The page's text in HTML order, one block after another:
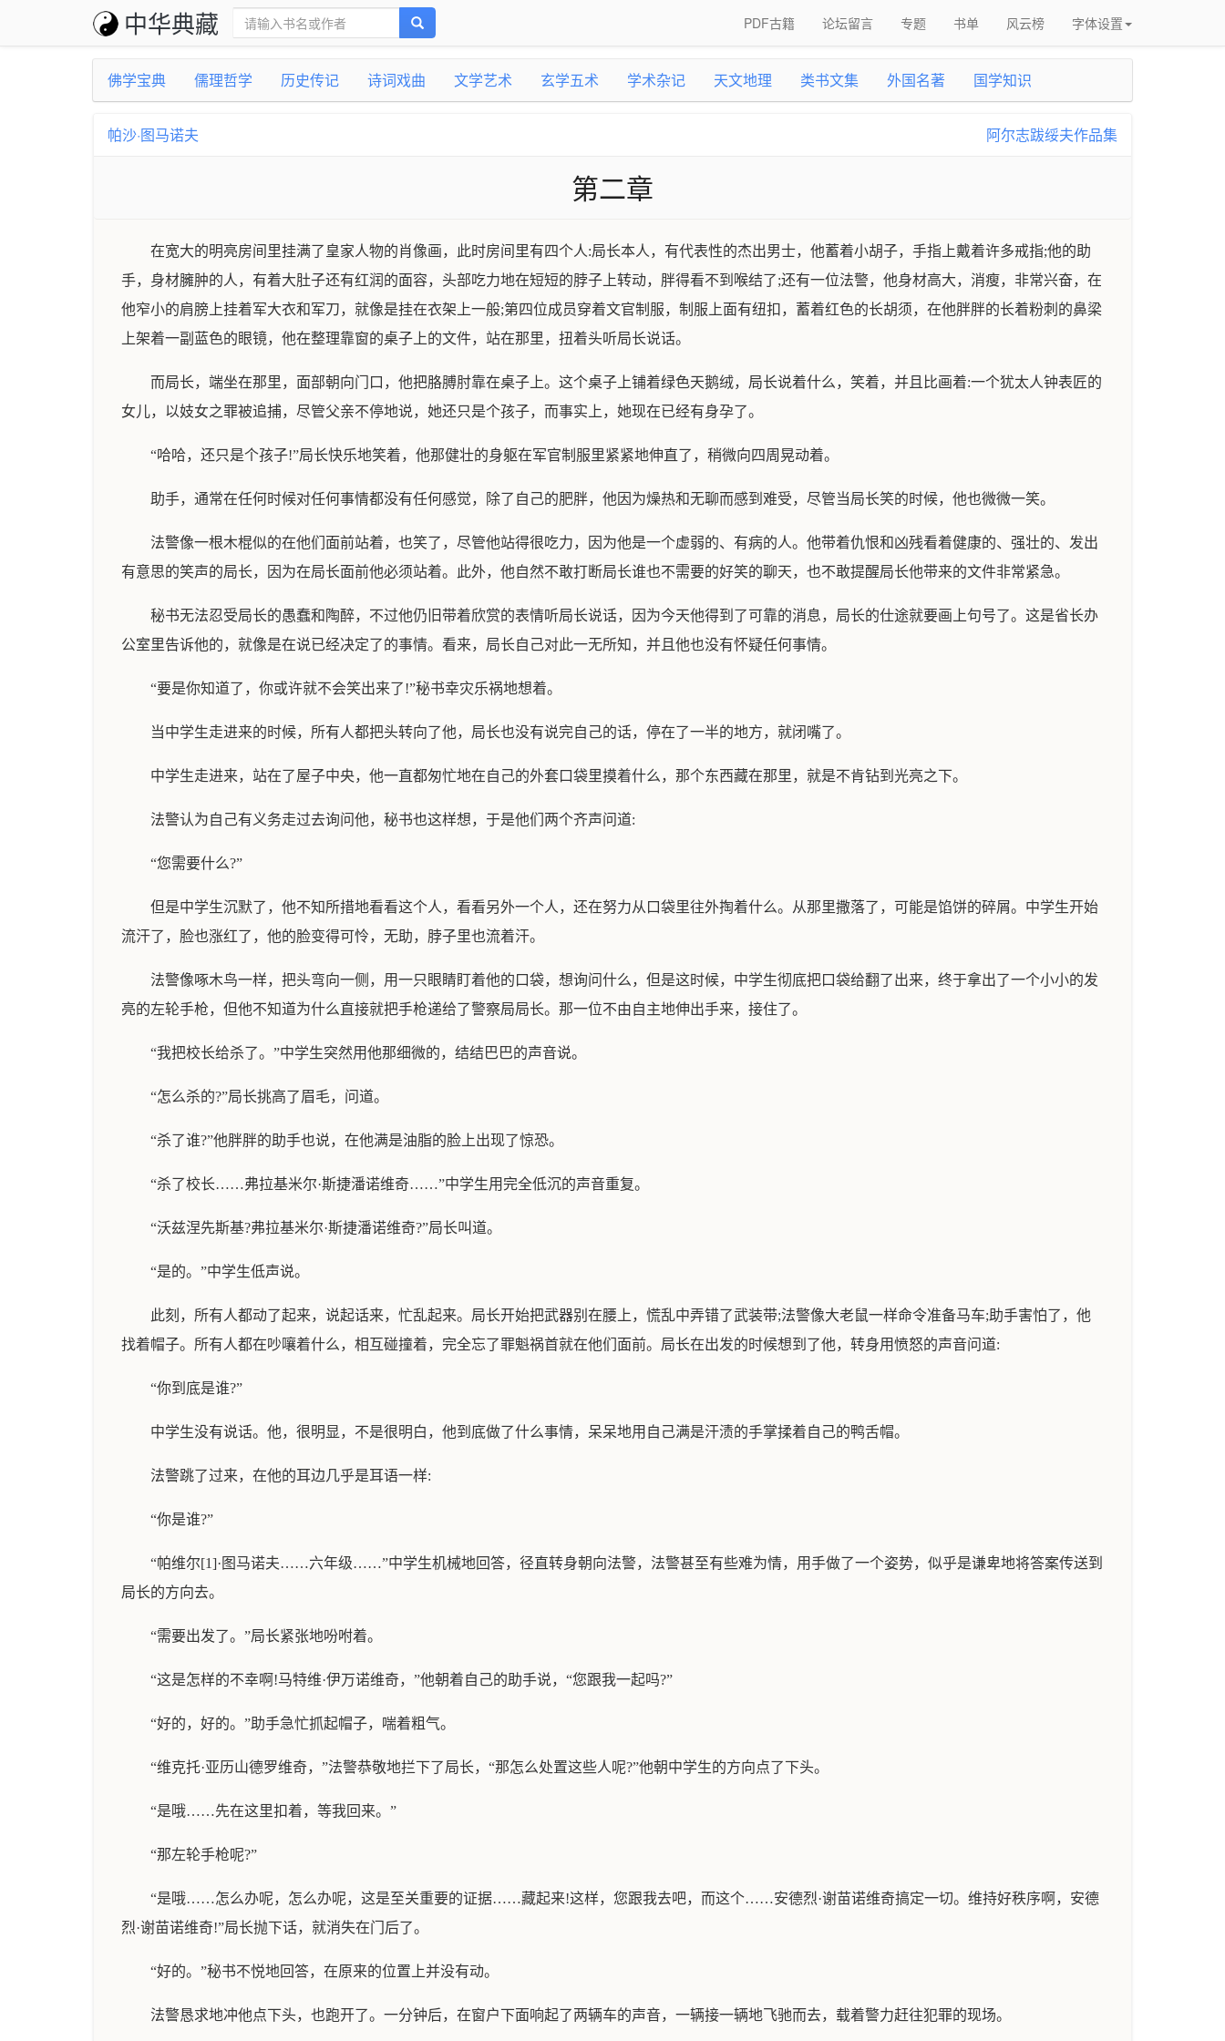
中华典藏 PDF古籍 论坛留言 专题 书单 风云榜 字体设置
佛学宝典 儒理哲学 历史传记 诗词戏曲 文学艺术 玄学五术 学术杂记 天文地理 类书文集 外国名著 国学知识
帕沙·图马诺夫 阿尔志跋绥夫作品集
第二章
在宽大的明亮房间里挂满了皇家人物的肖像画，此时房间里有四个人:局长本人，有代表性的杰出男士，他蓄着小胡子，手指上戴着许多戒指;他的助
手，身材臃肿的人，有着大肚子还有红润的面容，头部吃力地在短短的脖子上转动，胖得看不到喉结了;还有一位法警，他身材高大，消瘦，非常兴奋，在
他窄小的肩膀上挂着军大衣和军刀，就像是挂在衣架上一般;第四位成员穿着文官制服，制服上面有纽扣，蓄着红色的长胡须，在他胖胖的长着粉刺的鼻梁
上架着一副蓝色的眼镜，他在整理靠窗的桌子上的文件，站在那里，扭着头听局长说话。
而局长，端坐在那里，面部朝向门口，他把胳膊肘靠在桌子上。这个桌子上铺着绿色天鹅绒，局长说着什么，笑着，并且比画着:一个犹太人钟表匠的
女儿，以妓女之罪被追捕，尽管父亲不停地说，她还只是个孩子，而事实上，她现在已经有身孕了。
“哈哈，还只是个孩子!”局长快乐地笑着，他那健壮的身躯在军官制服里紧紧地伸直了，稍微向四周晃动着。
助手，通常在任何时候对任何事情都没有任何感觉，除了自己的肥胖，他因为燥热和无聊而感到难受，尽管当局长笑的时候，他也微微一笑。
法警像一根木棍似的在他们面前站着，也笑了，尽管他站得很吃力，因为他是一个虚弱的、有病的人。他带着仇恨和凶残看着健康的、强壮的、发出
有意思的笑声的局长，因为在局长面前他必须站着。此外，他自然不敢打断局长谁也不需要的好笑的聊天，也不敢提醒局长他带来的文件非常紧急。
秘书无法忍受局长的愚蠢和陶醉，不过他仍旧带着欣赏的表情听局长说话，因为今天他得到了可靠的消息，局长的仕途就要画上句号了。这是省长办
公室里告诉他的，就像是在说已经决定了的事情。看来，局长自己对此一无所知，并且他也没有怀疑任何事情。
“要是你知道了，你或许就不会笑出来了!”秘书幸灾乐祸地想着。
当中学生走进来的时候，所有人都把头转向了他，局长也没有说完自己的话，停在了一半的地方，就闭嘴了。
中学生走进来，站在了屋子中央，他一直都匆忙地在自己的外套口袋里摸着什么，那个东西藏在那里，就是不肯钻到光亮之下。
法警认为自己有义务走过去询问他，秘书也这样想，于是他们两个齐声问道:
“您需要什么?”
但是中学生沉默了，他不知所措地看看这个人，看看另外一个人，还在努力从口袋里往外掏着什么。从那里撒落了，可能是馅饼的碎屑。中学生开始
流汗了，脸也涨红了，他的脸变得可怜，无助，脖子里也流着汗。
法警像啄木鸟一样，把头弯向一侧，用一只眼睛盯着他的口袋，想询问什么，但是这时候，中学生彻底把口袋给翻了出来，终于拿出了一个小小的发
亮的左轮手枪，但他不知道为什么直接就把手枪递给了警察局局长。那一位不由自主地伸出手来，接住了。
“我把校长给杀了。”中学生突然用他那细微的，结结巴巴的声音说。
“怎么杀的?”局长挑高了眉毛，问道。
“杀了谁?”他胖胖的助手也说，在他满是油脂的脸上出现了惊恐。
“杀了校长……弗拉基米尔·斯捷潘诺维奇……”中学生用完全低沉的声音重复。
“沃兹涅先斯基?弗拉基米尔·斯捷潘诺维奇?”局长叫道。
“是的。”中学生低声说。
此刻，所有人都动了起来，说起话来，忙乱起来。局长开始把武器别在腰上，慌乱中弄错了武装带;法警像大老鼠一样命令准备马车;助手害怕了，他
找着帽子。所有人都在吵嚷着什么，相互碰撞着，完全忘了罪魁祸首就在他们面前。局长在出发的时候想到了他，转身用愤怒的声音问道:
“你到底是谁?”
中学生没有说话。他，很明显，不是很明白，他到底做了什么事情，呆呆地用自己满是汗渍的手掌揉着自己的鸭舌帽。
法警跳了过来，在他的耳边几乎是耳语一样:
“你是谁?”
“帕维尔[1]·图马诺夫……六年级……”中学生机械地回答，径直转身朝向法警，法警甚至有些难为情，用手做了一个姿势，似乎是谦卑地将答案传送到
局长的方向去。
“需要出发了。”局长紧张地吩咐着。
“这是怎样的不幸啊!马特维·伊万诺维奇，”他朝着自己的助手说，“您跟我一起吗?”
“好的，好的。”助手急忙抓起帽子，喘着粗气。
“维克托·亚历山德罗维奇，”法警恭敬地拦下了局长，“那怎么处置这些人呢?”他朝中学生的方向点了下头。
“是哦……先在这里扣着，等我回来。”
“那左轮手枪呢?”
“是哦……怎么办呢，怎么办呢，这是至关重要的证据……藏起来!这样，您跟我去吧，而这个……安德烈·谢苗诺维奇搞定一切。维持好秩序啊，安德
烈·谢苗诺维奇!”局长抛下话，就消失在门后了。
“好的。”秘书不悦地回答，在原来的位置上并没有动。
法警恳求地冲他点下头，也跑开了。一分钟后，在窗户下面响起了两辆车的声音，一辆接一辆地飞驰而去，载着警力赶往犯罪的现场。